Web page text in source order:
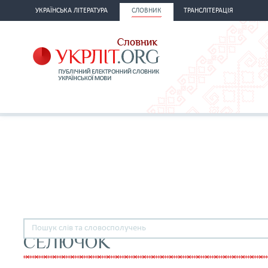
УКРАЇНСЬКА ЛІТЕРАТУРА СЛОВНИК ТРАНСЛІТЕРАЦІЯ
СЕЛЮЧОК